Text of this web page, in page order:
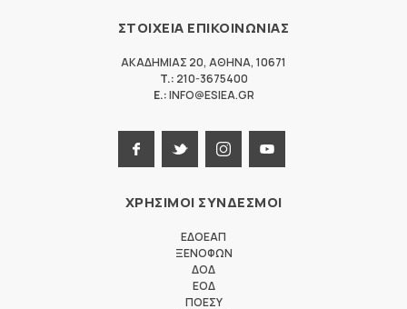
ΣΤΟΙΧΕΙΑ ΕΠΙΚΟΙΝΩΝΙΑΣ
ΑΚΑΔΗΜΙΑΣ 20, ΑΘΗΝΑ, 10671
T.: 210-3675400
E.:INFO@ESIEA.GR
ΧΡΗΣΙΜΟΙ ΣΥΝΔΕΣΜΟΙ
ΕΔΟΕΑΠ
ΞΕΝΟΦΩΝ
ΔΟΔ
ΕΟΔ
ΠΟΕΣΥ